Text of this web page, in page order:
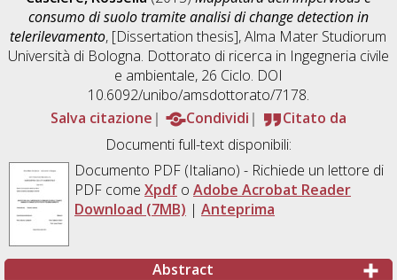
consumo di suolo tramite analisi di change detection in
telerilevamento, [Dissertation thesis], Alma Mater Studiorum
Università di Bologna. Dottorato di ricerca in Ingegneria civile
e ambientale, 26 Ciclo. DOI
10.6092/unibo/amsdottorato/7178.
Salva citazione
Condividi
Citato da
Documenti full-text disponibili:
Documento PDF(Italiano) - Richiede un lettore di
PDF come Xpdfo Adobe Acrobat Reader
Download (7MB) | Anteprima
Abstract